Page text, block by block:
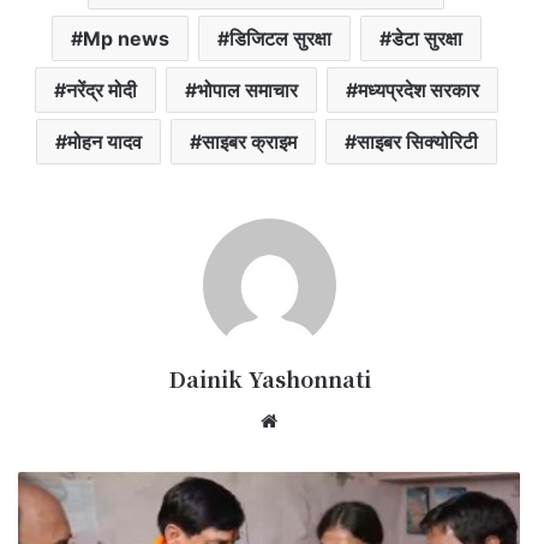
Mp news डिजिटल सुरक्षा डेटा सुरक्षा
नरेंद्र मोदी भोपाल समाचार मध्यप्रदेश सरकार
मोहन यादव साइबर क्राइम साइबर सिक्योरिटी
Dainik Yashonnati
12वीं
बोर्ड